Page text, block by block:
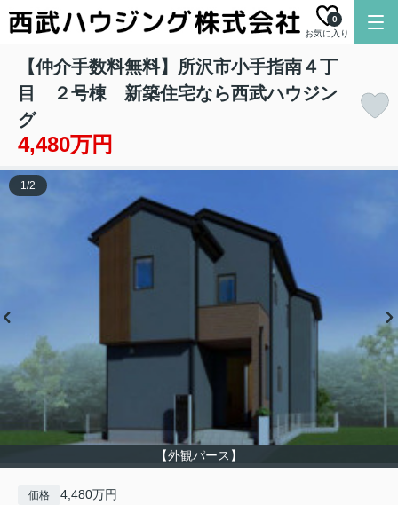
お気に入り
0
【仲介手数料無料】所沢市小手指南４丁
目 ２号棟 新築住宅なら西武ハウジン
グ
4,480万円
【外観パース】
1/2
価格 4,480万円